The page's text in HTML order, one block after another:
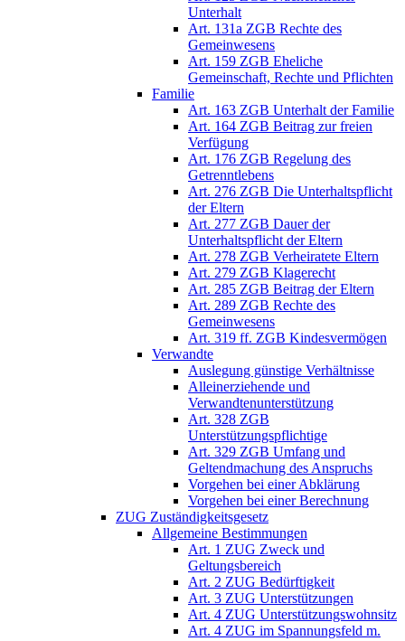
Unterhalt
Art. 131a ZGB Rechte des
Gemeinwesens
Art. 159 ZGB Eheliche
Gemeinschaft, Rechte und Pflichten
Familie
Art. 163 ZGB Unterhalt der Familie
Art. 164 ZGB Beitrag zur freien
Verfügung
Art. 176 ZGB Regelung des
Getrenntlebens
Art. 276 ZGB Die Unterhaltspflicht
der Eltern
Art. 277 ZGB Dauer der
Unterhaltspflicht der Eltern
Art. 278 ZGB Verheiratete Eltern
Art. 279 ZGB Klagerecht
Art. 285 ZGB Beitrag der Eltern
Art. 289 ZGB Rechte des
Gemeinwesens
Art. 319 ff. ZGB Kindesvermögen
Verwandte
Auslegung günstige Verhältnisse
Alleinerziehende und
Verwandtenunterstützung
Art. 328 ZGB
Unterstützungspflichtige
Art. 329 ZGB Umfang und
Geltendmachung des Anspruchs
Vorgehen bei einer Abklärung
Vorgehen bei einer Berechnung
ZUG Zuständigkeitsgesetz
Allgemeine Bestimmungen
Art. 1 ZUG Zweck und
Geltungsbereich
Art. 2 ZUG Bedürftigkeit
Art. 3 ZUG Unterstützungen
Art. 4 ZUG Unterstützungswohnsitz
Art. 4 ZUG im Spannungsfeld m.